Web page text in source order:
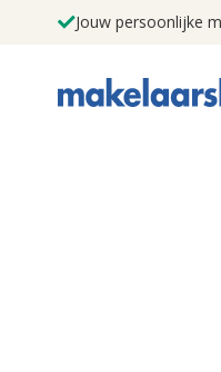
Jouw persoonlijke